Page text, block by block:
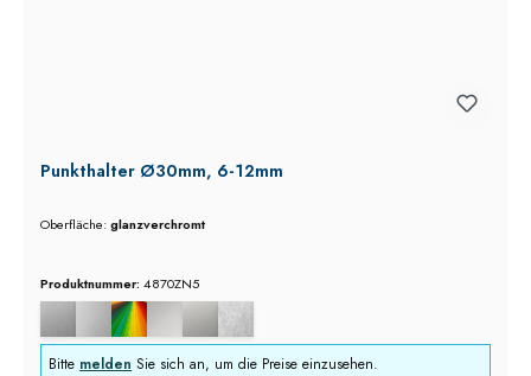
Punkthalter Ø30mm, 6-12mm
Oberfläche:glanzverchromt
Produktnummer: 4870ZN5
Bitte melden Sie sich an, um die Preise einzusehen.